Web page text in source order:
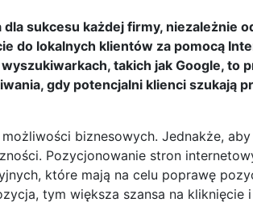
sukcesu każdej firmy, niezależnie
do lokalnych klientów za pomocą
takich jak Google, to
gdy potencjalni klienci szukają
biznesowych. Jednakże,
Pozycjonowanie stron
które mają na celu poprawę
tym większa szansa na kliknięcie